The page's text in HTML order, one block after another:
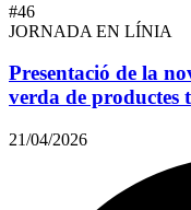
#46
JORNADA EN LÍNIA
Presentació de la
verda de productes
21/04/2026